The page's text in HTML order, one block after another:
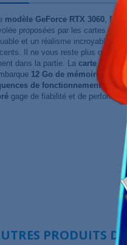
modèle GeForce RTX 3060,
proposées par les cartes
et un réalisme incroyable
Il ne vous reste plus qu'à
dans la partie. La carte
12 Go de mémoire vidéo
de fonctionnement élevées
gage de fiabilité et de
PRODUITS